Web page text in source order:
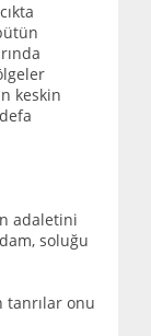
keskin
adaletini
soluğu
tanrılar onu